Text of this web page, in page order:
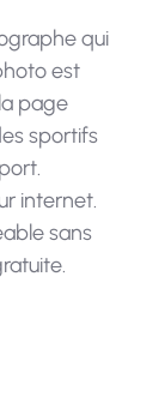
qui
est
page
sportifs
internet.
sans